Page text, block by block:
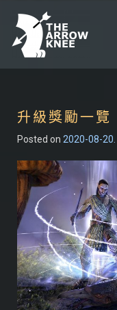
Skip to content
升級獎勵一覽
Posted on 2020-08-20